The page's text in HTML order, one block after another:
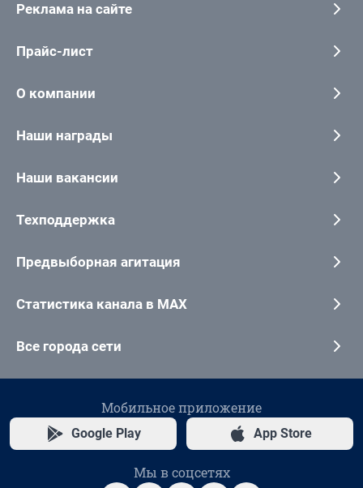
Реклама на сайте
Прайс-лист
О компании
Наши награды
Наши вакансии
Техподдержка
Предвыборная агитация
Статистика канала в MAX
Все города сети
Мобильное приложение
Google Play App Store
Мы в соцсетях